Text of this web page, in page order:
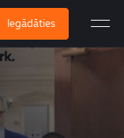
Iegādāties